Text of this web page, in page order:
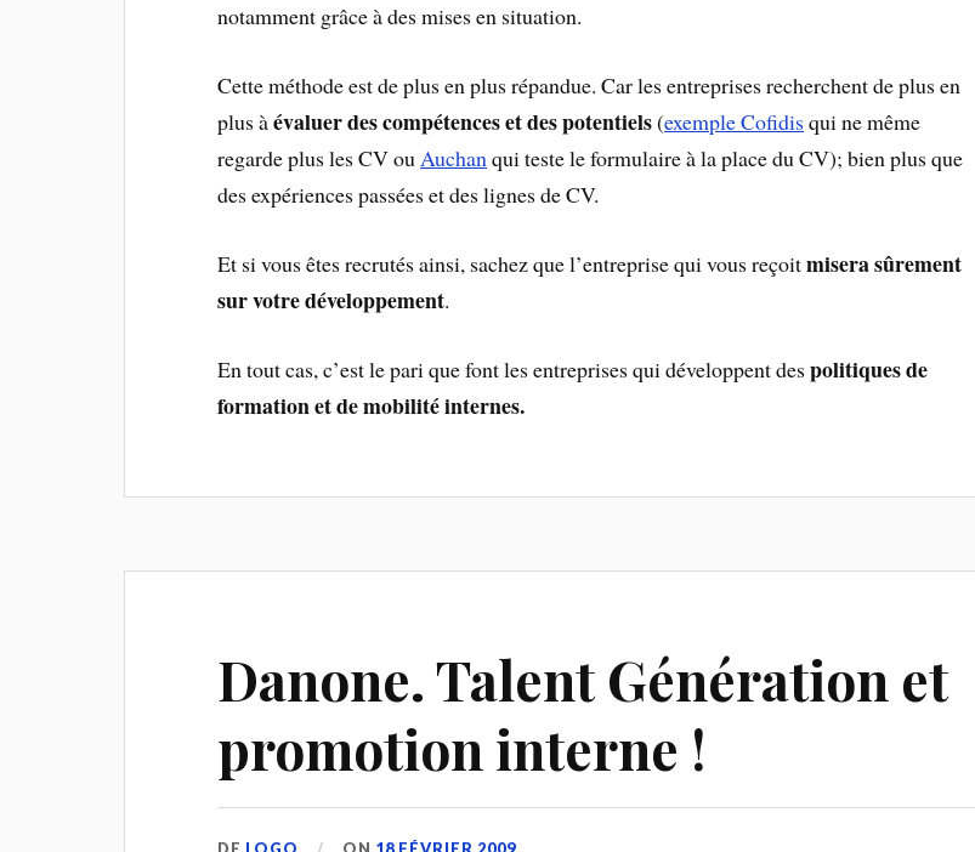
notamment grâce à des mises en situation.
Cette méthode est de plus en plus répandue. Car les entreprises recherchent de plus en
plus àévaluer des compétences et des potentiels(exemple Cofidis qui ne même
regarde plus les CV ouAuchanqui teste le formulaire à la place du CV); bien plus que
des expériences passées et des lignes de CV.
Et si vous êtes recrutés ainsi, sachez que l’entreprise qui vous reçoitmisera sûrement
sur votre développement.
En tout cas, c’est le pari que font les entreprises qui développent despolitiques de
formation et de mobilité internes.
Danone. Talent Génération et
promotion interne !
DE LOGO ON 18 FÉVRIER 2009